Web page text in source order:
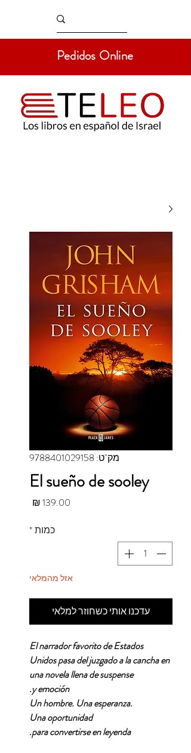
Pedidos Online
מק"ט: 9788401029158
El sueño de sooley
כמות*
אזל מהמלאי
עדכנו אותי כשחוזר למלאי
El narrador favorito de Estados
Unidos pasa del juzgado a la cancha en
una novela llena de suspense
y emoción.
Un hombre. Una esperanza.
Una oportunidad
para convertirse en leyenda.